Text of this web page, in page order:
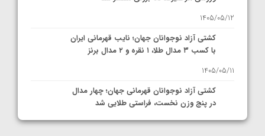
1405/05/12
کشتی آزاد نوجوانان جهان؛ نایب قهرمانی ایران
با کسب ۳ مدال طلا، ۱ نقره و ۲ مدال برنز
1405/05/11
کشتی آزاد نوجوانان قهرمانی جهان؛ چهار مدال
در پنج وزن نخست، فراستی طلایی شد
1405/05/11